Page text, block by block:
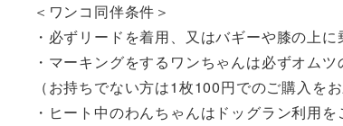
＜ワンコ同伴条件＞
・必ずリードを着用、又はバギーや膝の上
・マーキングをするワンちゃんは必ずオム
（お持ちでない方は1枚100円でのご購入をお
・ヒート中のわんちゃんはドッグラン利用